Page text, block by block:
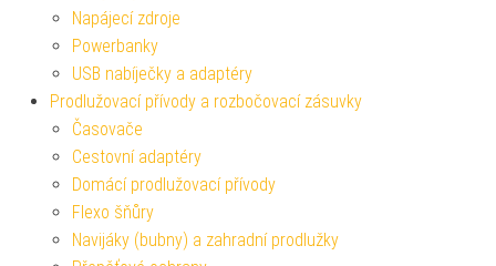
Napájecí zdroje
Powerbanky
USB nabíječky a adaptéry
Prodlužovací přívody a rozbočovací zásuvky
Časovače
Cestovní adaptéry
Domácí prodlužovací přívody
Flexo šňůry
Navijáky (bubny) a zahradní prodlužky